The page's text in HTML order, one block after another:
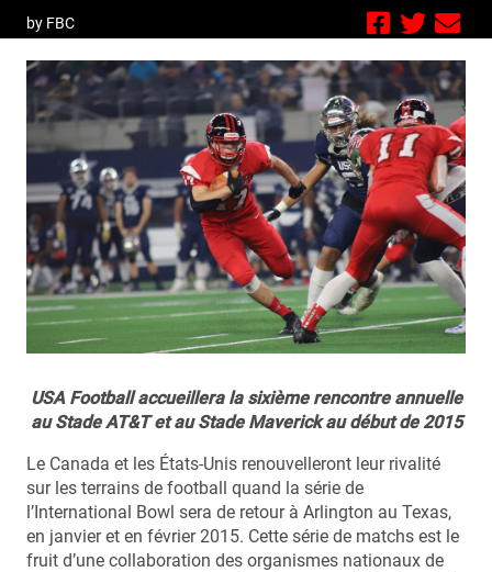
by FBC
USA Football accueillera la sixième rencontre annuelle
au Stade AT&T et au Stade Maverick au début de 2015
Le Canada et les États-Unis renouvelleront leur rivalité
sur les terrains de football quand la série de
l’International Bowl sera de retour à Arlington au Texas,
en janvier et en février 2015. Cette série de matchs est le
fruit d’une collaboration des organismes nationaux de